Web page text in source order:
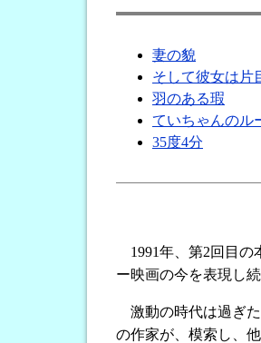
妻の貌
そして彼女は片
羽のある瑕
ていちゃんのル
35度4分
1991年、第2回目の
ー映画の今を表現し続
激動の時代は過ぎた
の作家が、模索し、